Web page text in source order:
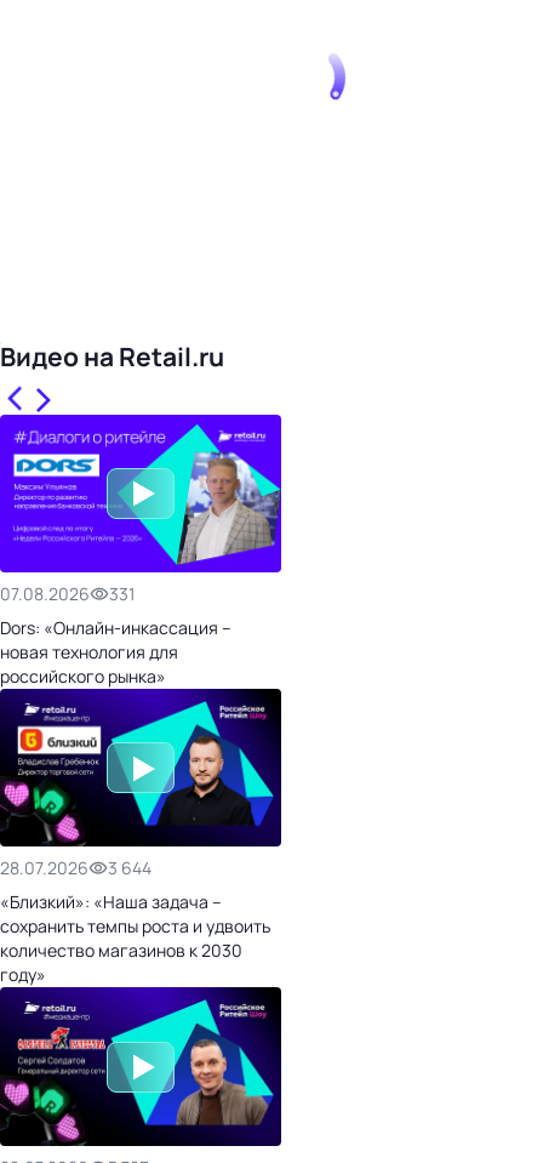
Видео на Retail.ru
07.08.2026
331
Dors: «Онлайн-инкассация –
новая технология для
российского рынка»
28.07.2026
3 644
«Близкий»: «Наша задача –
сохранить темпы роста и удвоить
количество магазинов к 2030
году»